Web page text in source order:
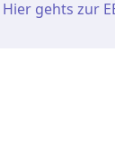
gehts zur